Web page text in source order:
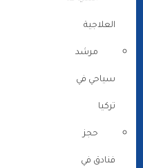
العلاجية
مرشد
سياحي في
تركيا
حجز
فنادق في